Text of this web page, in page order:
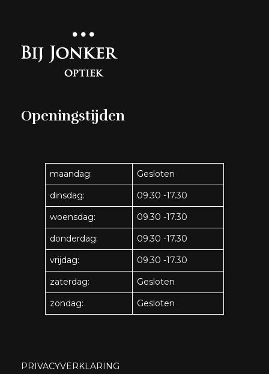
Openingstijden
maandag:
Gesloten
dinsdag:
09.30 -17.30
woensdag:
09.30 -17.30
donderdag:
09.30 -17.30
vrijdag:
09.30 -17.30
zaterdag:
Gesloten
zondag:
Gesloten
PRIVACYVERKLARING